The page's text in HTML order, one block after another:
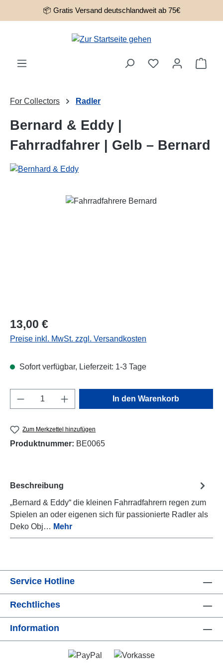
Zum Hauptinhalt springen
📦 Gratis Versand deutschlandweit ab 75€
For Collectors Radler
Bernard & Eddy |
Fahrradfahrer | Gelb – Bernard
Bildergalerie überspringen
Regulärer Preis:
13,00 €
Preise inkl. MwSt. zzgl. Versandkosten
Sofort verfügbar, Lieferzeit: 1-3 Tage
Produkt Anzahl: Gib den gewünschten
In den Warenkorb
Zum Merkzettel hinzufügen
Produktnummer: BE0065
Beschreibung
„Bernard & Eddy“ die kleinen Fahrradfahrern regen zum
Spielen an oder eigenen sich für passionierte Radler als
Deko Obj… Mehr
Service Hotline
Rechtliches
Information